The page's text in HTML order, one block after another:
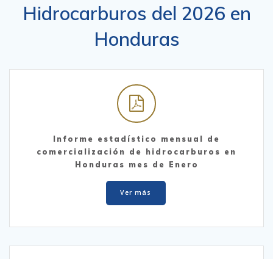
Hidrocarburos del 2026 en
Honduras
Informe estadístico mensual de
comercialización de hidrocarburos en
Honduras mes de Enero
Ver más